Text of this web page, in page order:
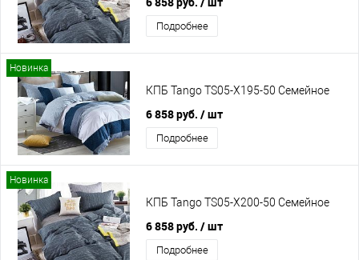
Подробнее
Новинка
КПБ Tango TS05-X195-50 Семейное
6 858 руб. / шт
Подробнее
Новинка
КПБ Tango TS05-X200-50 Семейное
6 858 руб. / шт
Подробнее